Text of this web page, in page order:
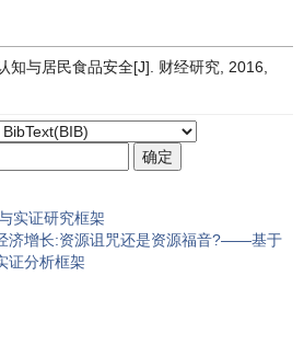
知与居民食品安全[J]. 财经研究, 2016,
实证研究框架
济增长:资源诅咒还是资源福音?——基于
证分析框架